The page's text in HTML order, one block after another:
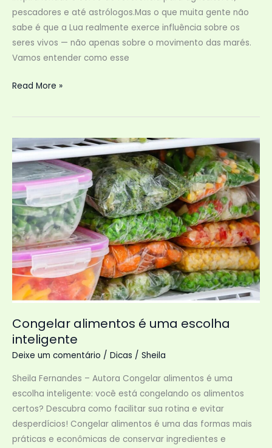
pescadores e até astrólogos.Mas o que muita gente não
sabe é que a Lua realmente exerce influência sobre os
seres vivos — não apenas sobre o movimento das marés.
Vamos entender como esse
A
afeta
só
o
mar,
mas
também
os
seres
vivos
Read More »
Congelar alimentos é uma escolha
inteligente
Deixe um comentário / Dicas / Sheila
Sheila Fernandes – Autora Congelar alimentos é uma
escolha inteligente: você está congelando os alimentos
certos? Descubra como facilitar sua rotina e evitar
desperdícios! Congelar alimentos é uma das formas mais
práticas e econômicas de conservar ingredientes e